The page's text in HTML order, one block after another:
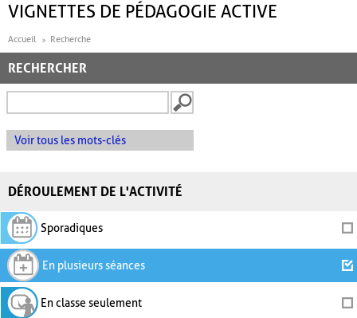
VIGNETTES DE PÉDAGOGIE ACTIVE
Accueil Recherche
RECHERCHER
Voir tous les mots-clés
DÉROULEMENT DE L'ACTIVITÉ
Sporadiques
En plusieurs séances
En classe seulement